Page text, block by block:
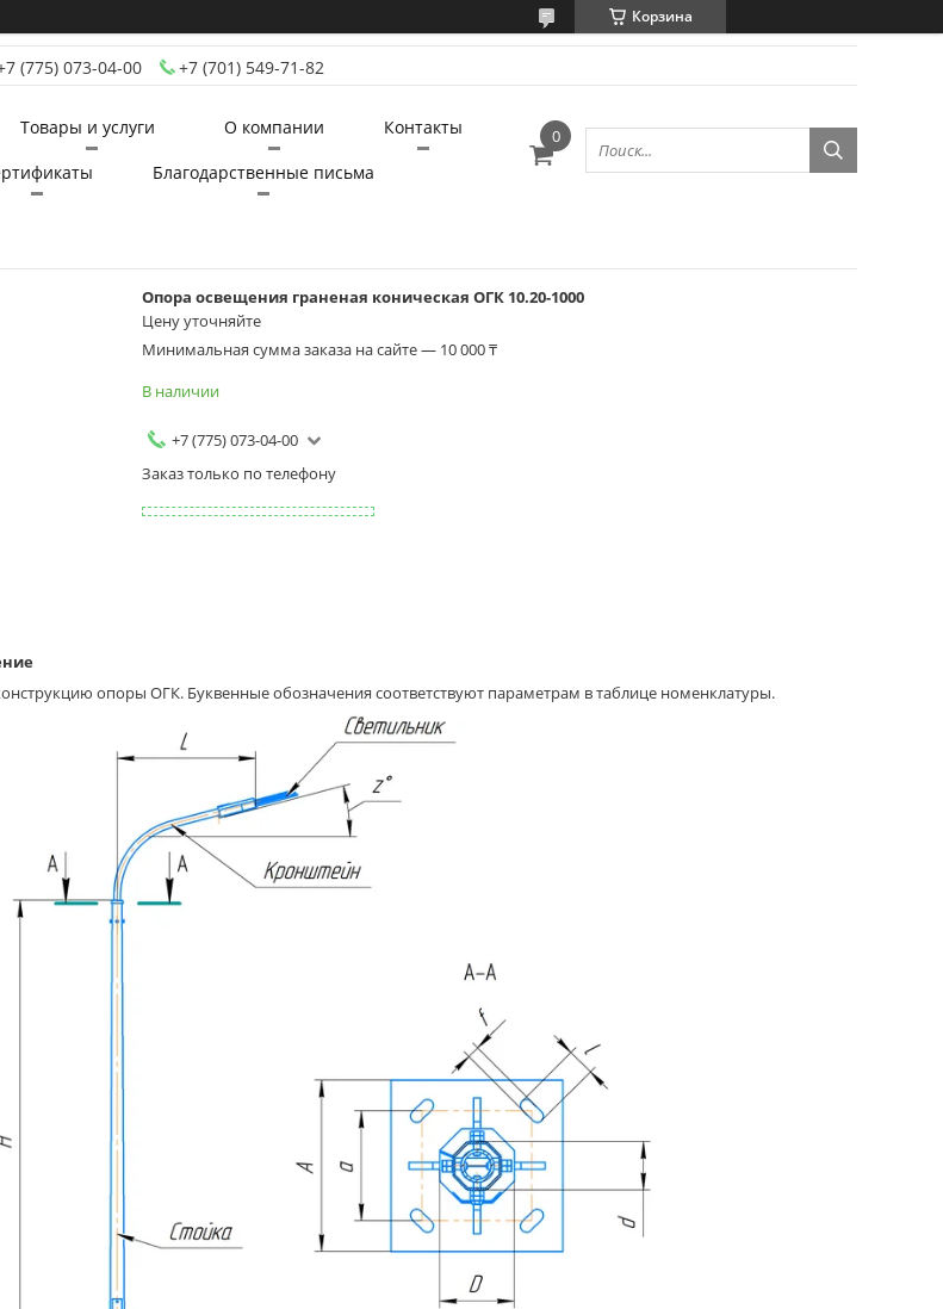
Корзина
(775) 073-04-00 +7 (701) 549-71-82
Товары и услуги О компании
Контакты
Благодарственные письма
Опора освещения граненая коническая ОГК 10.20-1000
Цену уточняйте
Минимальная сумма заказа на сайте — 10 000 ₸
В наличии
+7 (775) 073-04-00
Заказ только по телефону
опоры ОГК. Буквенные обозначения соответствуют параметрам в таблице номенклатуры.